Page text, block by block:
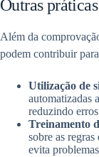
Outras
Além da
podem contribuir
Utilização de
automatizadas
reduzindo
Treinamento
sobre as
evita